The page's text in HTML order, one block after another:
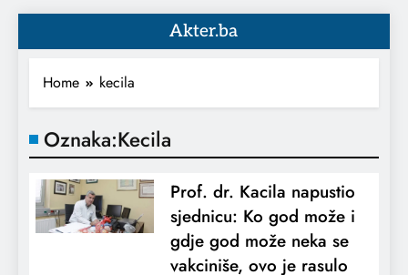
Akter.ba
Home kecila
Oznaka:Kecila
Prof. dr. Kacila napustio
sjednicu: Ko god može i
gdje god može neka se
vakciniše, ovo je rasulo